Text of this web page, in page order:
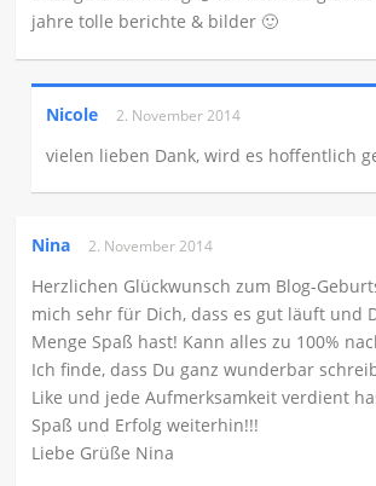
jahre tolle berichte & bilder 🙂
Nicole 2. November 2014
vielen lieben Dank, wird es hoffentlich
Nina 2. November 2014
Herzlichen Glückwunsch zum Blog-
mich sehr für Dich, dass es gut läuft und
Menge Spaß hast! Kann alles zu 100%
Ich finde, dass Du ganz wunderbar
Like und jede Aufmerksamkeit verdient
Spaß und Erfolg weiterhin!!!
Liebe Grüße Nina